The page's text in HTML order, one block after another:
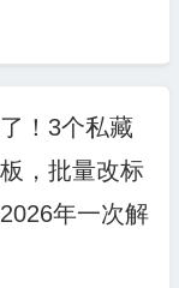
祛除沉沉暮气、
、干脆利落书写
公
“五心”，警惕流
是关注未来、谋
径；既注入了“干”
心。 3.激发
担当。 4.既
干的品格和劲
排除万难的信心
！3个私藏
，批量改标
年一次解